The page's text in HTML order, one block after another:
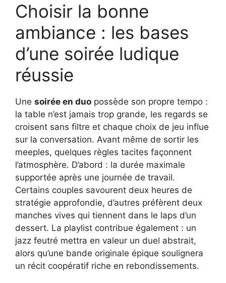
Choisir la bonne
ambiance : les bases
d’une soirée ludique
réussie
Une soirée en duo possède son propre tempo :
la table n’est jamais trop grande, les regards se
croisent sans filtre et chaque choix de jeu influe
sur la conversation. Avant même de sortir les
meeples, quelques règles tacites façonnent
l’atmosphère. D’abord : la durée maximale
supportée après une journée de travail.
Certains couples savourent deux heures de
stratégie approfondie, d’autres préfèrent deux
manches vives qui tiennent dans le laps d’un
dessert. La playlist contribue également : un
jazz feutré mettra en valeur un duel abstrait,
alors qu’une bande originale épique soulignera
un récit coopératif riche en rebondissements.